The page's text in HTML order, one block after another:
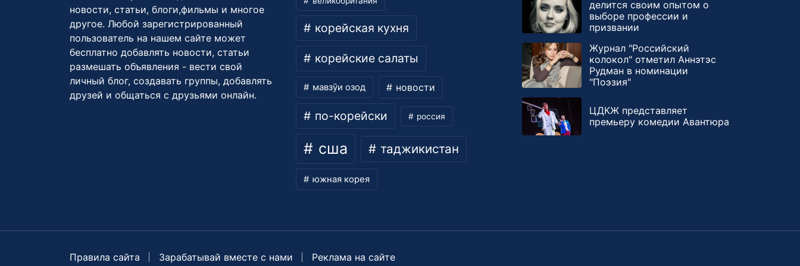
новости, статьи, блоги,фильмы и многое
другое. Любой зарегистрированный
пользователь на нашем сайте может
бесплатно добавлять новости, статьи
размешать объявления - вести свой
личный блог, создавать группы, добавлять
друзей и общаться с друзьями онлайн.
корейская кухня
корейские салаты
мавзӯи озод новости
по-корейски россия
сша таджикистан
южная корея
делится своим опытом о
выборе профессии и
призвании
Журнал "Российский
колокол" отметил Аннэтэс
Рудман в номинации
"Поэзия"
ЦДКЖ представляет
премьеру комедии Авантюра
Правила сайта Зарабатывай вместе с нами Реклама на сайте